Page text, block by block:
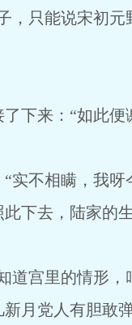
只能说宋初元
下来：“如此便
不相瞒，我呀
下去，陆家的
宫里的情形，
月党人有胆敢